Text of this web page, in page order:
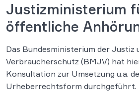
Justizministerium
öffentliche
Das Bundesministerium der Justiz
Verbraucherschutz (BMJV) hat
Konsultation zur Umsetzung u.a.
Urheberrechtsform durchgeführt.